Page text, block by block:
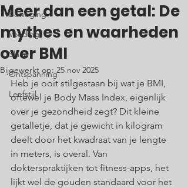
Beweging
Voeding
Slaap
Ontspanning
Leefstijl
Meer dan een getal: De
mythes en waarheden
over BMI
Bijgewerkt op: 25 nov 2025
Heb je ooit stilgestaan bij wat je BMI,
oftewel je Body Mass Index, eigenlijk
over je gezondheid zegt? Dit kleine
getalletje, dat je gewicht in kilogram
deelt door het kwadraat van je lengte
in meters, is overal. Van
dokterspraktijken tot fitness-apps, het
lijkt wel de gouden standaard voor het